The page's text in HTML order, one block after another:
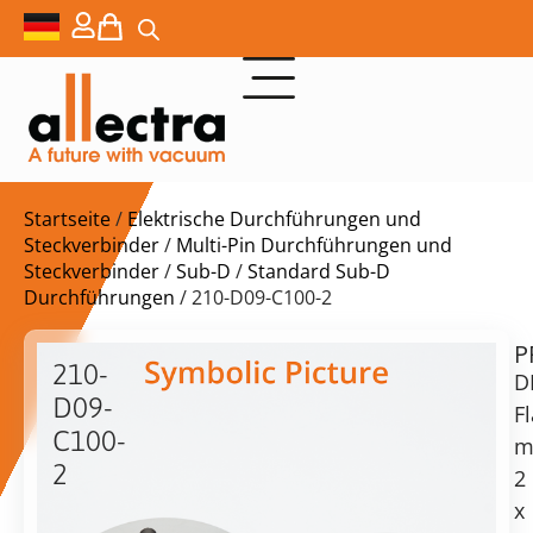
Startseite/ Elektrische Durchführungen und
Steckverbinder/ Multi-Pin Durchführungen und
Steckverbinder/Sub-D /Standard Sub-D
Durchführungen / 210-D09-C100-2
210-
D09-
C100-
2
$ 914,00
2
x